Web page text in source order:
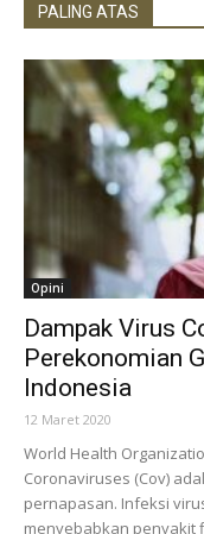
PALING ATAS
Opini
Dampak Virus
Perekonomian
Indonesia
12 Maret 2020
World Health
Coronaviruses (Cov)
pernapasan. Infeksi
menyebabkan penyakit